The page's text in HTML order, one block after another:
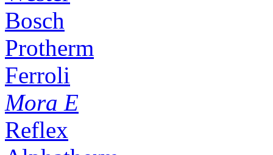
Bosch
Protherm
Ferroli
Mora E
Reflex